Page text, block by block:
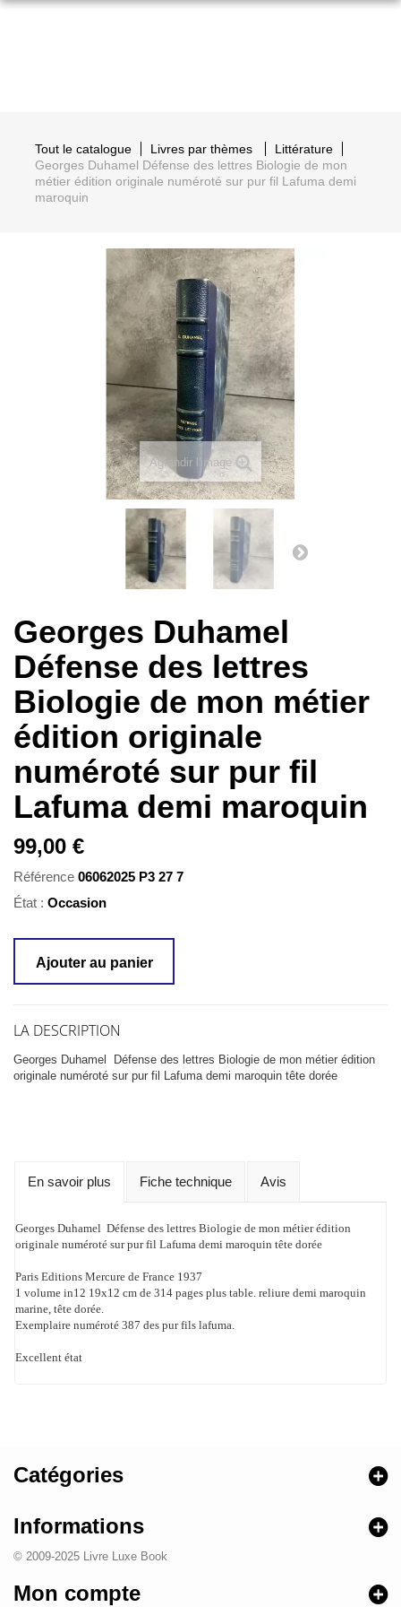
Tout le catalogue Livres par thèmes
Littérature
Georges Duhamel Défense des lettres Biologie de mon
métier édition originale numéroté sur pur fil Lafuma demi
maroquin
Agrandir l'image
Georges Duhamel
Défense des lettres
Biologie de mon métier
édition originale
numéroté sur pur fil
Lafuma demi maroquin
99,00 €
Référence 06062025 P3 27 7
État : Occasion
Ajouter au panier
LA DESCRIPTION
Georges Duhamel Défense des lettres Biologie de mon métier édition
originale numéroté sur pur fil Lafuma demi maroquin tête dorée
En savoir plus Fiche technique Avis
Georges Duhamel Défense des lettres Biologie de mon métier édition
originale numéroté sur pur fil Lafuma demi maroquin tête dorée
Paris Editions Mercure de France 1937
1 volume in12 19x12 cm de 314 pages plus table. reliure demi maroquin
marine, tête dorée.
Exemplaire numéroté 387 des pur fils lafuma.
Excellent état
Catégories
Informations
© 2009-2025 Livre Luxe Book
Mon compte